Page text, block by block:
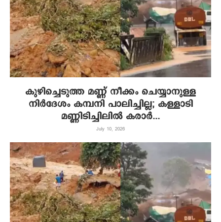
കുഴിച്ചെടുത്ത മണ്ണ് നീക്കം ചെയ്യാനുള്ള
നിര്‍ദേശം കമ്പനി പാലിച്ചില്ല; കള്ളാടി
മണ്ണിടിച്ചിലില്‍ കരാര്‍...
July 10, 2026